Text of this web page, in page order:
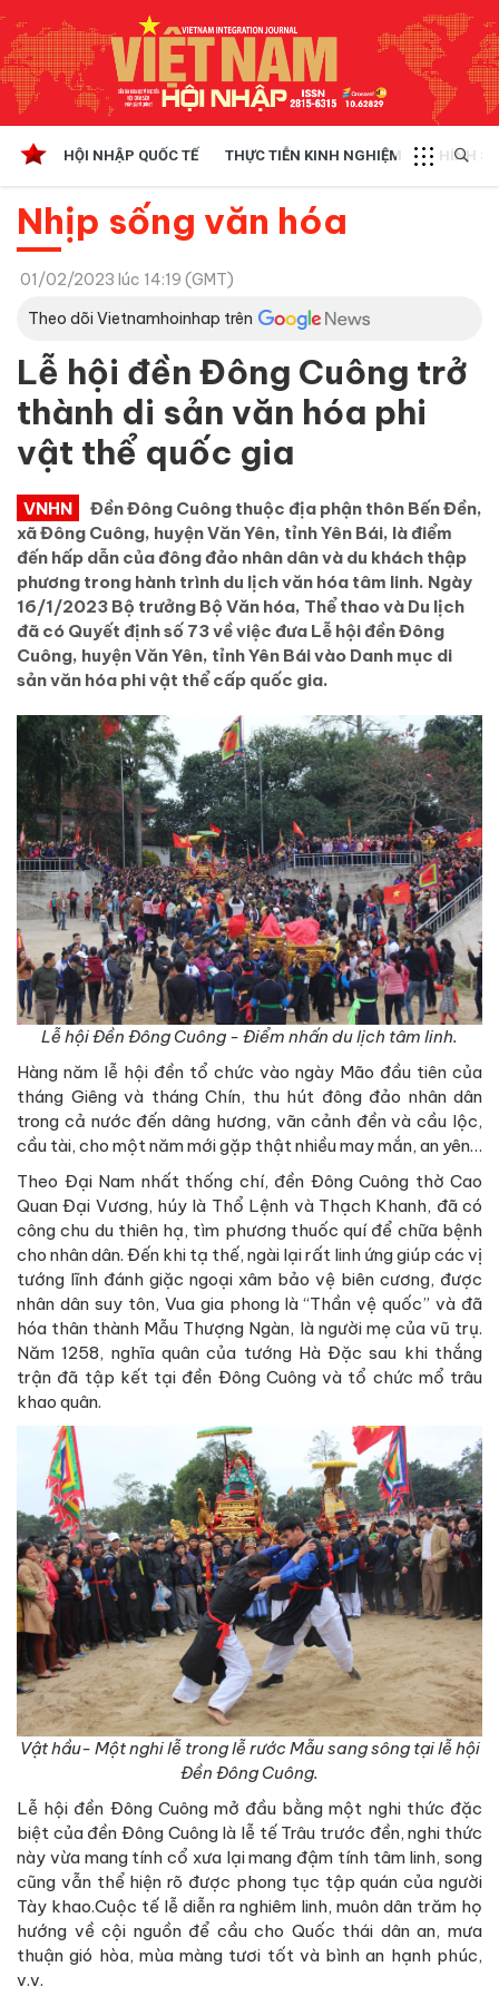
HỘI NHẬP QUỐC TẾ THỰC TIỄN KINH NGHIỆM CHÍNH
Nhịp sống văn hóa
01/02/2023 lúc 14:19 (GMT)
Theo dõi Vietnamhoinhap trên
Lễ hội đền Đông Cuông trở
thành di sản văn hóa phi
vật thể quốc gia
VNHN
Đền Đông Cuông thuộc địa phận thôn Bến Đền,
xã Đông Cuông, huyện Văn Yên, tỉnh Yên Bái, là điểm
đến hấp dẫn của đông đảo nhân dân và du khách thập
phương trong hành trình du lịch văn hóa tâm linh. Ngày
16/1/2023 Bộ trưởng Bộ Văn hóa, Thể thao và Du lịch
đã có Quyết định số 73 về việc đưa Lễ hội đền Đông
Cuông, huyện Văn Yên, tỉnh Yên Bái vào Danh mục di
sản văn hóa phi vật thể cấp quốc gia.
Lễ hội Đền Đông Cuông - Điểm nhấn du lịch tâm linh.
Hàng năm lễ hội đền tổ chức vào ngày Mão đầu tiên của
tháng Giêng và tháng Chín, thu hút đông đảo nhân dân
trong cả nước đến dâng hương, vãn cảnh đền và cầu lộc,
cầu tài, cho một năm mới gặp thật nhiều may mắn, an yên…
Theo Đại Nam nhất thống chí, đền Đông Cuông thờ Cao
Quan Đại Vương, húy là Thổ Lệnh và Thạch Khanh, đã có
công chu du thiên hạ, tìm phương thuốc quí để chữa bệnh
cho nhân dân. Đến khi tạ thế, ngài lại rất linh ứng giúp các vị
tướng lĩnh đánh giặc ngoại xâm bảo vệ biên cương, được
nhân dân suy tôn, Vua gia phong là “Thần vệ quốc” và đã
hóa thân thành Mẫu Thượng Ngàn, là người mẹ của vũ trụ.
Năm 1258, nghĩa quân của tướng Hà Đặc sau khi thắng
trận đã tập kết tại đền Đông Cuông và tổ chức mổ trâu
khao quân.
Vật hầu- Một nghi lễ trong lễ rước Mẫu sang sông tại lễ hội
Đền Đông Cuông.
Lễ hội đền Đông Cuông mở đầu bằng một nghi thức đặc
biệt của đền Đông Cuông là lễ tế Trâu trước đền, nghi thức
này vừa mang tính cổ xưa lại mang đậm tính tâm linh, song
cũng vẫn thể hiện rõ được phong tục tập quán của người
Tày khao.Cuộc tế lễ diễn ra nghiêm linh, muôn dân trăm họ
hướng về cội nguồn để cầu cho Quốc thái dân an, mưa
thuận gió hòa, mùa màng tươi tốt và bình an hạnh phúc,
v.v.